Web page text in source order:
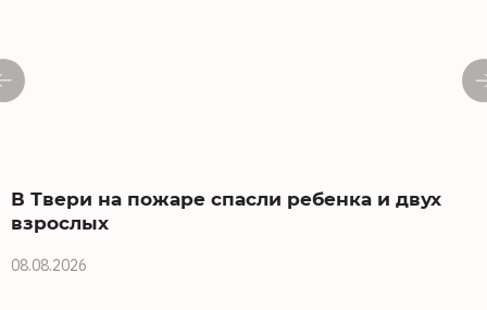
В Твери на пожаре спасли ребенка и двух
взрослых
08.08.2026